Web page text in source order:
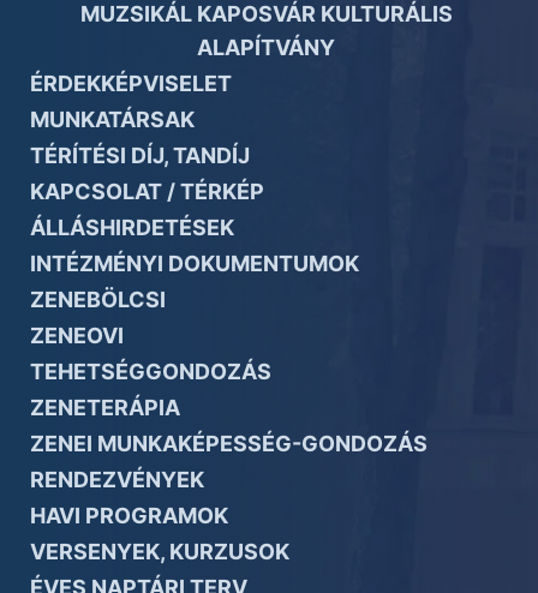
MUZSIKÁL KAPOSVÁR KULTURÁLIS
ALAPÍTVÁNY
ÉRDEKKÉPVISELET
MUNKATÁRSAK
TÉRÍTÉSI DÍJ, TANDÍJ
KAPCSOLAT / TÉRKÉP
ÁLLÁSHIRDETÉSEK
INTÉZMÉNYI DOKUMENTUMOK
ZENEBÖLCSI
ZENEOVI
TEHETSÉGGONDOZÁS
ZENETERÁPIA
ZENEI MUNKAKÉPESSÉG-GONDOZÁS
RENDEZVÉNYEK
HAVI PROGRAMOK
VERSENYEK, KURZUSOK